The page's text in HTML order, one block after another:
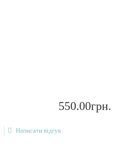
550.00грн.
Написати відгук